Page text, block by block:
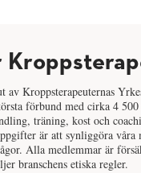
av Kroppsterapeuternas
förbund med cirka 4
träning, kost och
är att synliggöra våra
Alla medlemmar är
branschens etiska regler.